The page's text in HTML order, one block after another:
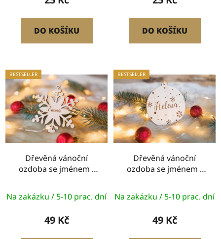
DO KOŠÍKU DO KOŠÍKU
BESTSELLER
Dřevěná vánoční
ozdoba se jménem -
Na zakázku / 5-10 prac. dní
49 Kč
BESTSELLER
Dřevěná vánoční
ozdoba se jménem -
Na zakázku / 5-10 prac. dní
49 Kč